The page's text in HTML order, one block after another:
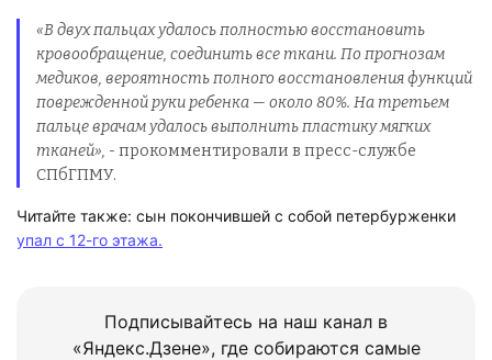
«В двух пальцах удалось полностью восстановить
кровообращение, соединить все ткани. По прогнозам
медиков, вероятность полного восстановления функций
поврежденной руки ребенка — около 80%. На третьем
пальце врачам удалось выполнить пластику мягких
тканей», - прокомментировали в пресс-службе
СПбГПМУ.
Читайте также: сын покончившей с собой петербурженки
упал с 12-го этажа.
Подписывайтесь на наш канал в
«Яндекс.Дзене», где собираются самые